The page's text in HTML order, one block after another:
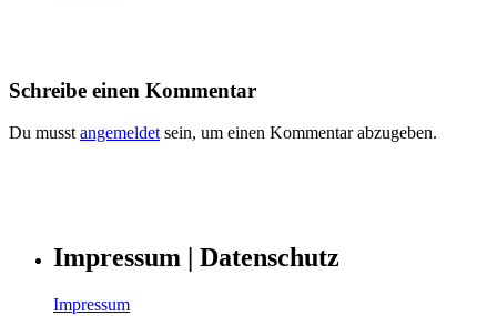
Schreibe einen Kommentar
Du musstangemeldetsein, um einen Kommentar abzugeben.
Impressum | Datenschutz
Impressum